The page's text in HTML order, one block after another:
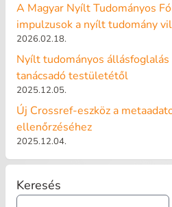
A Magyar Nyílt Tudományos
impulzusok a nyílt tudomány
2026.02.18.
Nyílt tudományos állásfoglalás
tanácsadó testületétől
2025.12.05.
Új Crossref-eszköz a
ellenőrzéséhez
2025.12.04.
Keresés